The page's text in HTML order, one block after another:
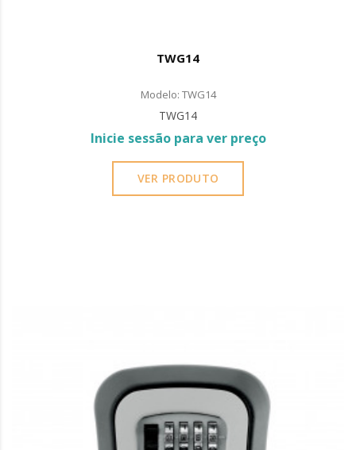
TWG14
Modelo: TWG14
TWG14
Inicie sessão para ver preço
VER PRODUTO